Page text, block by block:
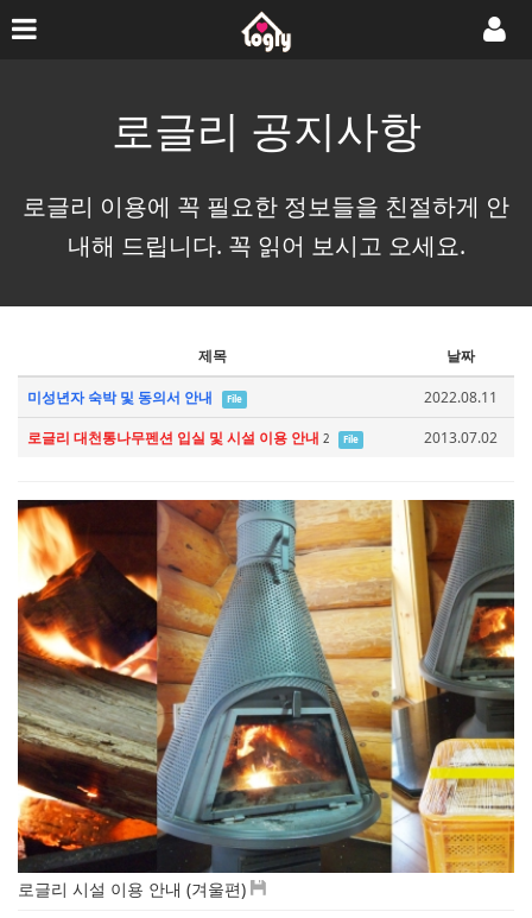
로글리 공지사항
로글리 이용에 꼭 필요한 정보들을 친절하게 안
내해 드립니다. 꼭 읽어 보시고 오세요.
제목 날짜
미성년자 숙박 및 동의서 안내 File
2022.08.11
로글리 대천통나무펜션 입실 및 시설 이용 안내 2 File 2013.07.02
로글리 시설 이용 안내 (겨울편)